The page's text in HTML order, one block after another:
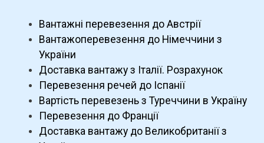
Вантажні перевезення до Австрії
Вантажоперевезення до Німеччини з
України
Доставка вантажу з Італії. Розрахунок
Перевезення речей до Іспанії
Вартість перевезень з Туреччини в Україну
Перевезення до Франції
Доставка вантажу до Великобританії з